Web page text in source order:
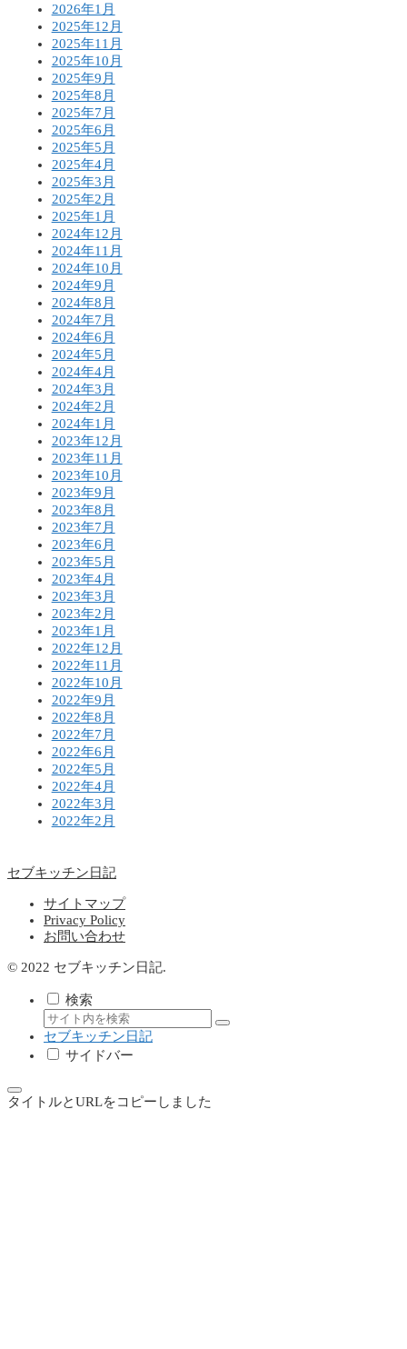
2026年1月
2025年12月
2025年11月
2025年10月
2025年9月
2025年8月
2025年7月
2025年6月
2025年5月
2025年4月
2025年3月
2025年2月
2025年1月
2024年12月
2024年11月
2024年10月
2024年9月
2024年8月
2024年7月
2024年6月
2024年5月
2024年4月
2024年3月
2024年2月
2024年1月
2023年12月
2023年11月
2023年10月
2023年9月
2023年8月
2023年7月
2023年6月
2023年5月
2023年4月
2023年3月
2023年2月
2023年1月
2022年12月
2022年11月
2022年10月
2022年9月
2022年8月
2022年7月
2022年6月
2022年5月
2022年4月
2022年3月
2022年2月
セブキッチン日記
サイトマップ
Privacy Policy
お問い合わせ
© 2022 セブキッチン日記.
検索
セブキッチン日記
サイドバー
タイトルとURLをコピーしました